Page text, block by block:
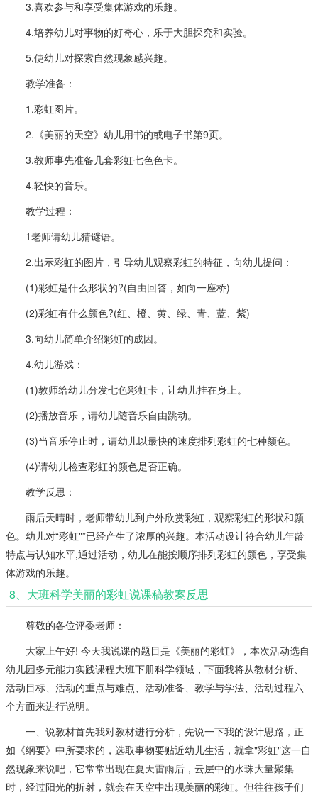
3.喜欢参与和享受集体游戏的乐趣。
4.培养幼儿对事物的好奇心，乐于大胆探究和实验。
5.使幼儿对探索自然现象感兴趣。
教学准备：
1.彩虹图片。
2.《美丽的天空》幼儿用书的或电子书第9页。
3.教师事先准备几套彩虹七色色卡。
4.轻快的音乐。
教学过程：
1老师请幼儿猜谜语。
2.出示彩虹的图片，引导幼儿观察彩虹的特征，向幼儿提问：
(1)彩虹是什么形状的?(自由回答，如向一座桥)
(2)彩虹有什么颜色?(红、橙、黄、绿、青、蓝、紫)
3.向幼儿简单介绍彩虹的成因。
4.幼儿游戏：
(1)教师给幼儿分发七色彩虹卡，让幼儿挂在身上。
(2)播放音乐，请幼儿随音乐自由跳动。
(3)当音乐停止时，请幼儿以最快的速度排列彩虹的七种颜色。
(4)请幼儿检查彩虹的颜色是否正确。
教学反思：
雨后天晴时，老师带幼儿到户外欣赏彩虹，观察彩虹的形状和颜
色。幼儿对“彩虹"”已经产生了浓厚的兴趣。本活动设计符合幼儿年龄
特点与认知水平,通过活动，幼儿在能按顺序排列彩虹的颜色，享受集
体游戏的乐趣。
8、大班科学美丽的彩虹说课稿教案反思
尊敬的各位评委老师：
大家上午好! 今天我说课的题目是《美丽的彩虹》，本次活动选自
幼儿园多元能力实践课程大班下册科学领域，下面我将从教材分析、
活动目标、活动的重点与难点、活动准备、教学与学法、活动过程六
个方面来进行说明。
一、说教材首先我对教材进行分析，先说一下我的设计思路，正
如《纲要》中所要求的，选取事物要贴近幼儿生活，就拿"彩虹"这一自
然现象来说吧，它常常出现在夏天雷雨后，云层中的水珠大量聚集
时，经过阳光的折射，就会在天空中出现美丽的彩虹。但往往孩子们